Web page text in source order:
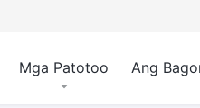
Mga Patotoo Ang